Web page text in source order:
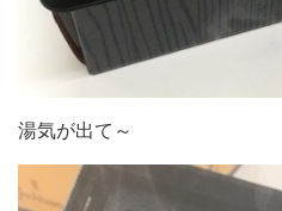
湯気が出て～